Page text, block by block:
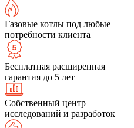
Газовые котлы под любые
потребности клиента
Бесплатная расширенная
гарантия до 5 лет
Собственный центр
исследований и разработок